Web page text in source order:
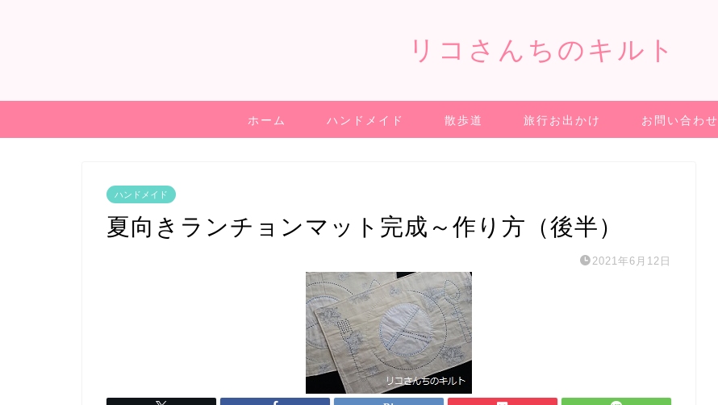
リコさんちのキルト
ホーム ハンドメイド 散歩道 旅行お出かけ お問い合わせ
ハンドメイド
夏向きランチョンマット完成～作り方（後半）
2021年6月12日